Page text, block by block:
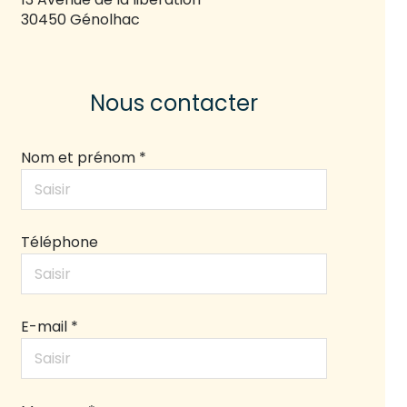
30450 Génolhac
Nous contacter
Nom et prénom *
Téléphone
E-mail *